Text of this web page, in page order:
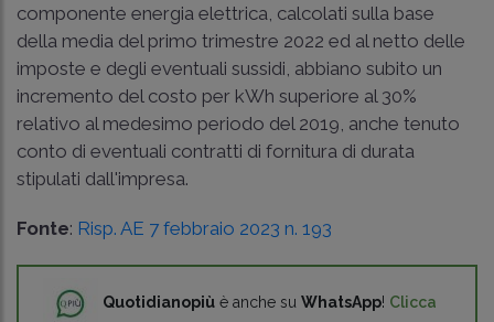
componente energia elettrica, calcolati sulla base
della media del primo trimestre 2022 ed al netto delle
imposte e degli eventuali sussidi, abbiano subito un
incremento del costo per kWh superiore al 30%
relativo al medesimo periodo del 2019, anche tenuto
conto di eventuali contratti di fornitura di durata
stipulati dall'impresa.
Fonte: Risp. AE 7 febbraio 2023 n. 193
Quotidianopiù è anche su WhatsApp! Clicca